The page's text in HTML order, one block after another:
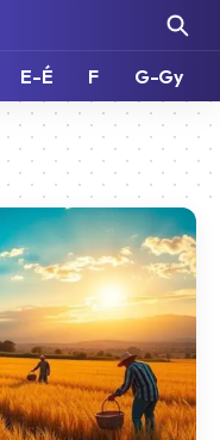
E-É F G-Gy